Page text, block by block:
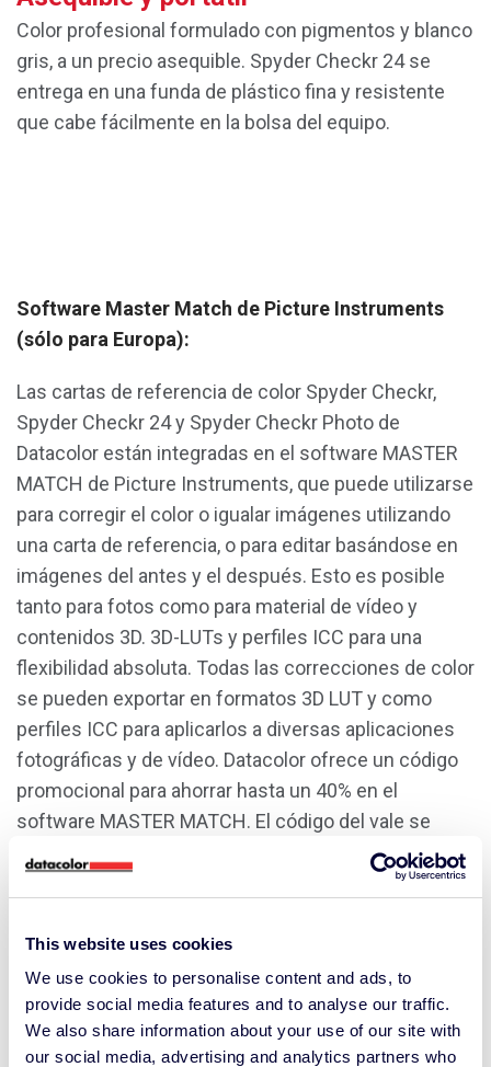
This website uses cookies
We use cookies to personalise content and ads, to
provide social media features and to analyse our traffic.
We also share information about your use of our site with
our social media, advertising and analytics partners who
Color profesional formulado con pigmentos y blanco
gris, a un precio asequible. Spyder Checkr 24 se
entrega en una funda de plástico fina y resistente
que cabe fácilmente en la bolsa del equipo.
Software Master Match de Picture Instruments
(sólo para Europa):
Las cartas de referencia de color Spyder Checkr,
Spyder Checkr 24 y Spyder Checkr Photo de
Datacolor están integradas en el software MASTER
MATCH de Picture Instruments, que puede utilizarse
para corregir el color o igualar imágenes utilizando
una carta de referencia, o para editar basándose en
imágenes del antes y el después. Esto es posible
tanto para fotos como para material de vídeo y
contenidos 3D. 3D-LUTs y perfiles ICC para una
flexibilidad absoluta. Todas las correcciones de color
se pueden exportar en formatos 3D LUT y como
perfiles ICC para aplicarlos a diversas aplicaciones
fotográficas y de vídeo. Datacolor ofrece un código
promocional para ahorrar hasta un 40% en el
software MASTER MATCH. El código del vale se
enviará como parte de la rutina de instalación del
software Spyder Checkr por correo electrónico.